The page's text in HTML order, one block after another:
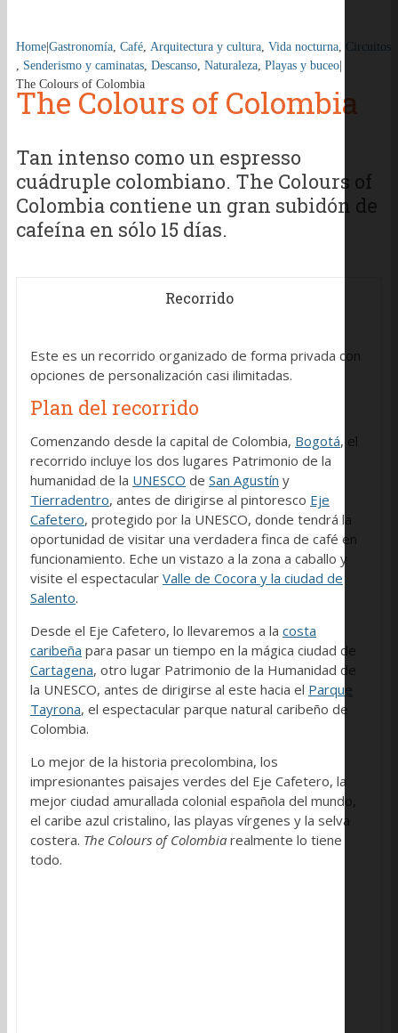
Home|Gastronomía Café Arquitectura y cultura Vida nocturna Circuitos
Senderismo y caminatas Descanso Naturaleza Playas y buceo|
The Colours of Colombia
The Colours of Colombia
Tan intenso como un espresso
cuádruple colombiano. The Colours of
Colombia contiene un gran subidón de
cafeína en sólo 15 días.
Recorrido
Este es un recorrido organizado de forma privada con
opciones de personalización casi ilimitadas.
Plan del recorrido
Comenzando desde la capital de Colombia, Bogotá, el
recorrido incluye los dos lugares Patrimonio de la
humanidad de la UNESCO de San Agustín y
Tierradentro, antes de dirigirse al pintoresco Eje
Cafetero, protegido por la UNESCO, donde tendrá la
oportunidad de visitar una verdadera finca de café en
funcionamiento. Eche un vistazo a la zona a caballo y
visite el espectacular Valle de Cocora y la ciudad de
Salento.
Desde el Eje Cafetero, lo llevaremos a la costa
caribeña para pasar un tiempo en la mágica ciudad de
Cartagena, otro lugar Patrimonio de la Humanidad de
la UNESCO, antes de dirigirse al este hacia el Parque
Tayrona, el espectacular parque natural caribeño de
Colombia.
Lo mejor de la historia precolombina, los
impresionantes paisajes verdes del Eje Cafetero, la
mejor ciudad amurallada colonial española del mundo,
el caribe azul cristalino, las playas vírgenes y la selva
costera. The Colours of Colombia realmente lo tiene
todo.